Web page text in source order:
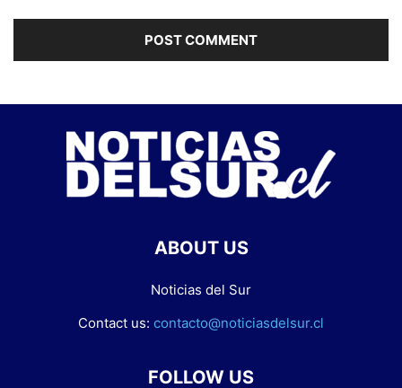
ABOUT US
Noticias del Sur
Contact us: contacto@noticiasdelsur.cl
FOLLOW US